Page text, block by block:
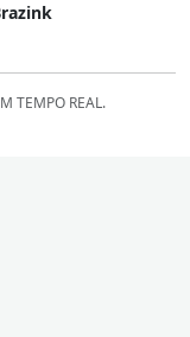
TEMPO REAL.